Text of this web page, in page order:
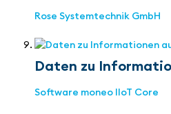
Rose Systemtechnik GmbH
Daten zu
Software moneo IIoT Core